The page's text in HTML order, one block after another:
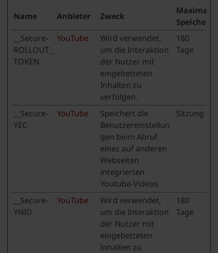
Name Anbieter Zweck
Maximale
__Secure-
ROLLOUT_
TOKEN
YouTube
Wird verwendet,
um die Interaktion
der Nutzer mit
eingebetteten
Inhalten zu
verfolgen.
180
Tage
__Secure-
YEC
YouTube
Speichert die
Benutzereinstellun
gen beim Abruf
eines auf anderen
Webseiten
integrierten
Youtube-Videos
Sitzung
__Secure-
YNID
YouTube
Wird verwendet,
um die Interaktion
der Nutzer mit
eingebetteten
Inhalten zu
180
Tage